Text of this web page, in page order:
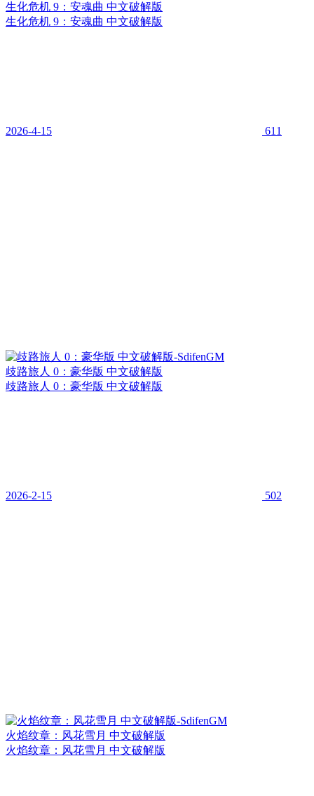
生化危机 9：安魂曲 中文破解版
生化危机 9：安魂曲 中文破解版
2026-4-15 611
歧路旅人 0：豪华版 中文破解版
歧路旅人 0：豪华版 中文破解版
2026-2-15 502
火焰纹章：风花雪月 中文破解版
火焰纹章：风花雪月 中文破解版